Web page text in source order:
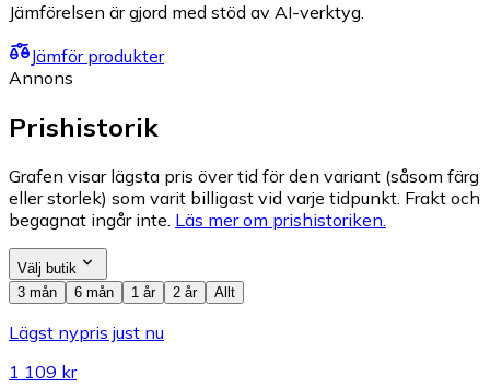
Jämförelsen är gjord med stöd av AI-verktyg.
Jämför produkter
Annons
Prishistorik
Grafen visar lägsta pris över tid för den variant (såsom färg
eller storlek) som varit billigast vid varje tidpunkt. Frakt och
begagnat ingår inte. Läs mer om prishistoriken.
Välj butik
3 mån
6 mån 1 år 2 år Allt
Lägst nypris just nu
1 109 kr